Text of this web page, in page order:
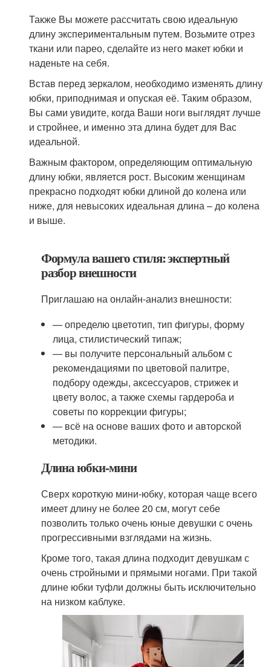
Также Вы можете рассчитать свою идеальную
длину экспериментальным путем. Возьмите отрез
ткани или парео, сделайте из него макет юбки и
наденьте на себя.
Встав перед зеркалом, необходимо изменять длину
юбки, приподнимая и опуская её. Таким образом,
Вы сами увидите, когда Ваши ноги выглядят лучше
и стройнее, и именно эта длина будет для Вас
идеальной.
Важным фактором, определяющим оптимальную
длину юбки, является рост. Высоким женщинам
прекрасно подходят юбки длиной до колена или
ниже, для невысоких идеальная длина – до колена
и выше.
Формула вашего стиля: экспертный
разбор внешности
Приглашаю на онлайн-анализ внешности:
— определю цветотип, тип фигуры, форму
лица, стилистический типаж;
— вы получите персональный альбом с
рекомендациями по цветовой палитре,
подбору одежды, аксессуаров, стрижек и
цвету волос, а также схемы гардероба и
советы по коррекции фигуры;
— всё на основе ваших фото и авторской
методики.
Длина юбки-мини
Сверх короткую мини-юбку, которая чаще всего
имеет длину не более 20 см, могут себе
позволить только очень юные девушки с очень
прогрессивными взглядами на жизнь.
Кроме того, такая длина подходит девушкам с
очень стройными и прямыми ногами. При такой
длине юбки туфли должны быть исключительно
на низком каблуке.